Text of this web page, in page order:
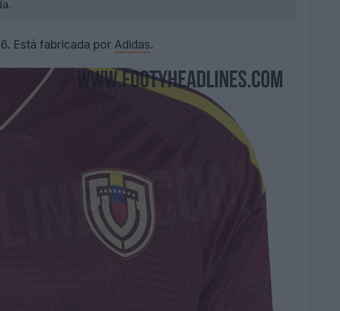
Está fabricada por Adidas.